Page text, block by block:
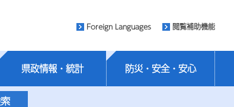
Foreign Languages 閲覧補助機能
県政情報・統計 防災・安全・安心